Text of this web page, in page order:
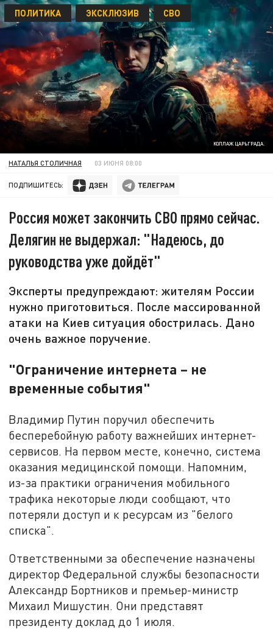
КОЛЛАЖ ЦАРЬГРАДА.
ПОЛИТИКА ЭКСКЛЮЗИВ СВО
НАТАЛЬЯ СТОЛИЧНАЯ 03 ИЮНЯ 08:00
ПОДПИШИТЕСЬ:
Россия может закончить СВО прямо сейчас.
Делягин не выдержал: "Надеюсь, до
руководства уже дойдёт"
Эксперты предупреждают: жителям России
нужно приготовиться. После массированной
атаки на Киев ситуация обострилась. Дано
очень важное поручение.
"Ограничение интернета – не
временные события"
Владимир Путин поручил обеспечить
бесперебойную работу важнейших интернет-
сервисов. На первом месте, конечно, система
оказания медицинской помощи. Напомним,
из-за практики ограничения мобильного
трафика некоторые люди сообщают, что
потеряли доступ и к ресурсам из "белого
списка".
Ответственными за обеспечение назначены
директор Федеральной службы безопасности
Александр Бортников и премьер-министр
Михаил Мишустин. Они представят
президенту доклад до 1 июля.